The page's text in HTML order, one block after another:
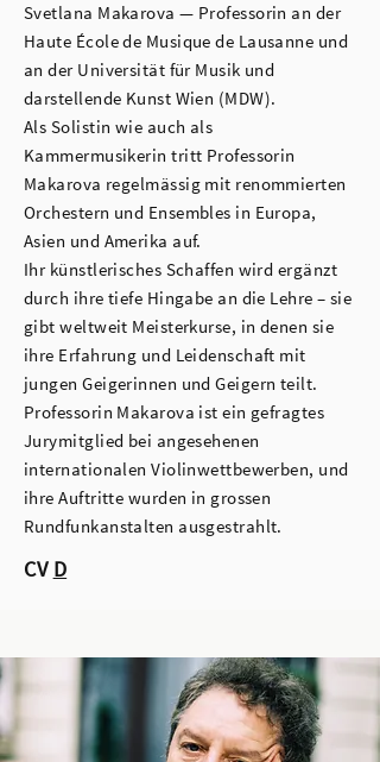
Svetlana Makarova — Professorin an der
Haute École de Musique de Lausanne und
an der Universität für Musik und
darstellende Kunst Wien (MDW).
Als Solistin wie auch als
Kammermusikerin tritt Professorin
Makarova regelmässig mit renommierten
Orchestern und Ensembles in Europa,
Asien und Amerika auf.
Ihr künstlerisches Schaffen wird ergänzt
durch ihre tiefe Hingabe an die Lehre – sie
gibt weltweit Meisterkurse, in denen sie
ihre Erfahrung und Leidenschaft mit
jungen Geigerinnen und Geigern teilt.
Professorin Makarova ist ein gefragtes
Jurymitglied bei angesehenen
internationalen Violinwettbewerben, und
ihre Auftritte wurden in grossen
Rundfunkanstalten ausgestrahlt.
CV D